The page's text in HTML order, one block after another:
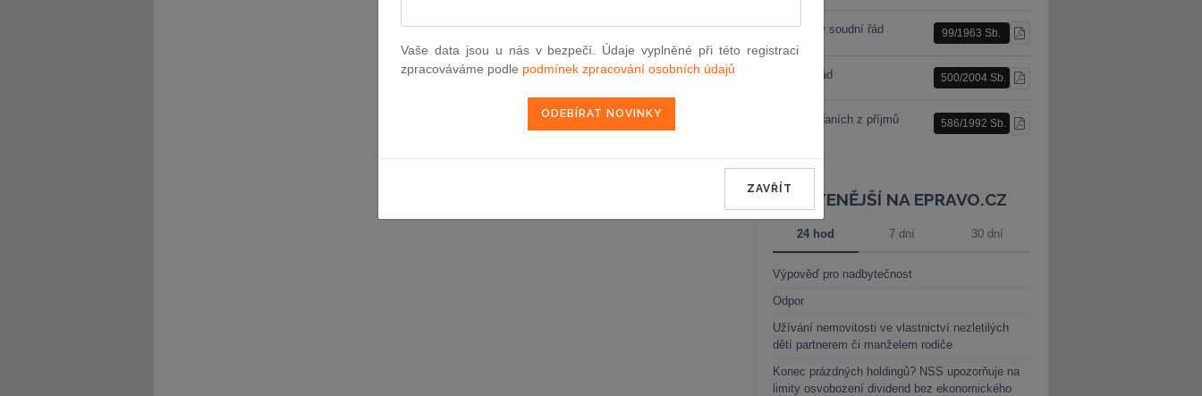
Občanský soudní řád 99/1963 Sb.
STÁHNOUT
Správní řád 500/2004 Sb.
STÁHNOUT
Zákon o daních z příjmů 586/1992 Sb.
STÁHNOUT
NEJČTENĚJŠÍ NA EPRAVO.CZ
24 hod 7 dní 30 dní
Výpověď pro nadbytečnost
Odpor
Užívání nemovitosti ve vlastnictví nezletilých
dětí partnerem či manželem rodiče
Konec prázdných holdingů? NSS upozorňuje na
limity osvobození dividend bez ekonomického
Vaše data jsou u nás v bezpečí. Údaje vyplněné při této registraci
zpracováváme podle podmínek zpracování osobních údajů
ZAVŘÍT